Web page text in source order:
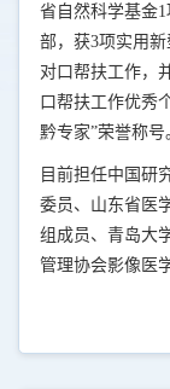
省自然科学基金1
部，获3项实用新
对口帮扶工作，
口帮扶工作优秀
黔专家”荣誉称号
目前担任中国研
委员、山东省医
组成员、青岛大
管理协会影像医